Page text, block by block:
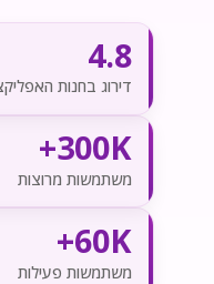
4.8
דירוג בחנות
300K+
משתמשות מרוצות
60K+
משתמשות פעילות